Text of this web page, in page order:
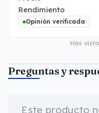
Rendimiento
Opinión verificada
Has visto
Preguntas y
Este producto